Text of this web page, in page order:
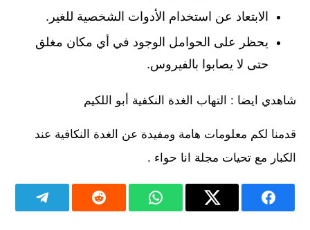
الابتعاد عن استخدام الأدوات الشخصية للغير.
يحظر على الحوامل الوجود في أي مكان مغلق
حتى لا يصابوا بالفيروس.
شاهدي ايضا : التهاب الغدة النكفية أبو اللكيم
قدمنا لكم معلومات هامة ومفيدة عن الغدة النكافية عند
الكبار مع تحيات مجلة انا حواء .